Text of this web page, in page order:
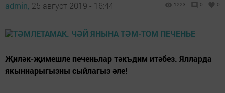
admin, 25 август 2019 - 16:44 1223 0 0
Җиләк-җимешле печеньлар тәкъдим итәбез. Ялларда
якыннарыгызны сыйлагыз әле!